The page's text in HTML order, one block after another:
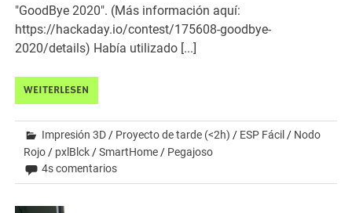
"GoodBye 2020". (Más información aquí:
https://hackaday.io/contest/175608-goodbye-
2020/details) Había utilizado [...]
WEITERLESEN
Impresión 3D / Proyecto de tarde (<2h) / ESP Fácil / Nodo
Rojo / pxlBlck /SmartHome / Pegajoso
4s comentarios